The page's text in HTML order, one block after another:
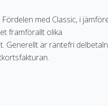
med Classic, i
framförallt olika
Generellt är räntefri